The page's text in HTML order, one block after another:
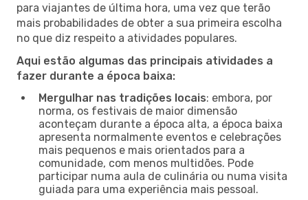
para viajantes de última hora, uma vez que terão
mais probabilidades de obter a sua primeira escolha
no que diz respeito a atividades populares.
Aqui estão algumas das principais atividades a
fazer durante a época baixa:
Mergulhar nas tradições locais: embora, por
norma, os festivais de maior dimensão
aconteçam durante a época alta, a época baixa
apresenta normalmente eventos e celebrações
mais pequenos e mais orientados para a
comunidade, com menos multidões. Pode
participar numa aula de culinária ou numa visita
guiada para uma experiência mais pessoal.